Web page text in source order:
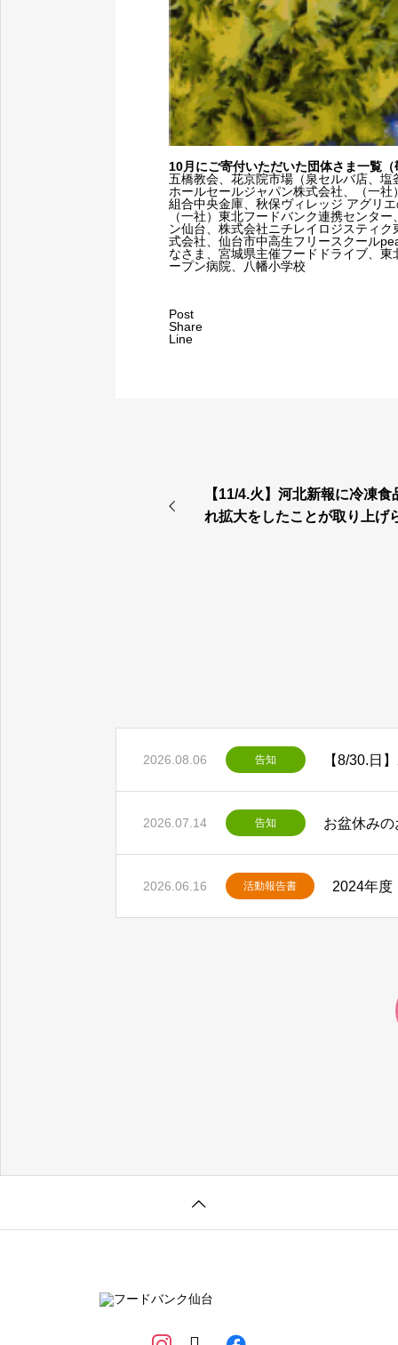
10月にご寄付いただいた団体さま一覧
五橋教会、花京院市場（泉セルバ店、
ホールセールジャパン株式会社、（一
組合中央金庫、秋保ヴィレッジ アグリ
（一社）東北フードバンク連携センタ
ン仙台、株式会社ニチレイロジスティ
式会社、仙台市中高生フリースクール
なさま、宮城県主催フードドライブ、
ープン病院、八幡小学校
Post
Share
Line
【11/4.火】河北新報に冷凍食
れ拡大をしたことが取り上げ
2026.08.06 告知
2026.07.14 告知 お盆休み
2026.06.16 活動報告書 2024年度